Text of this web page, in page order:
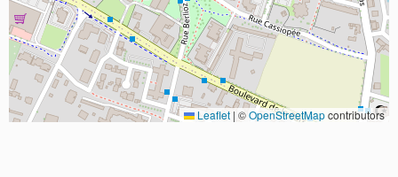
Leaflet | ©OpenStreetMapcontributors